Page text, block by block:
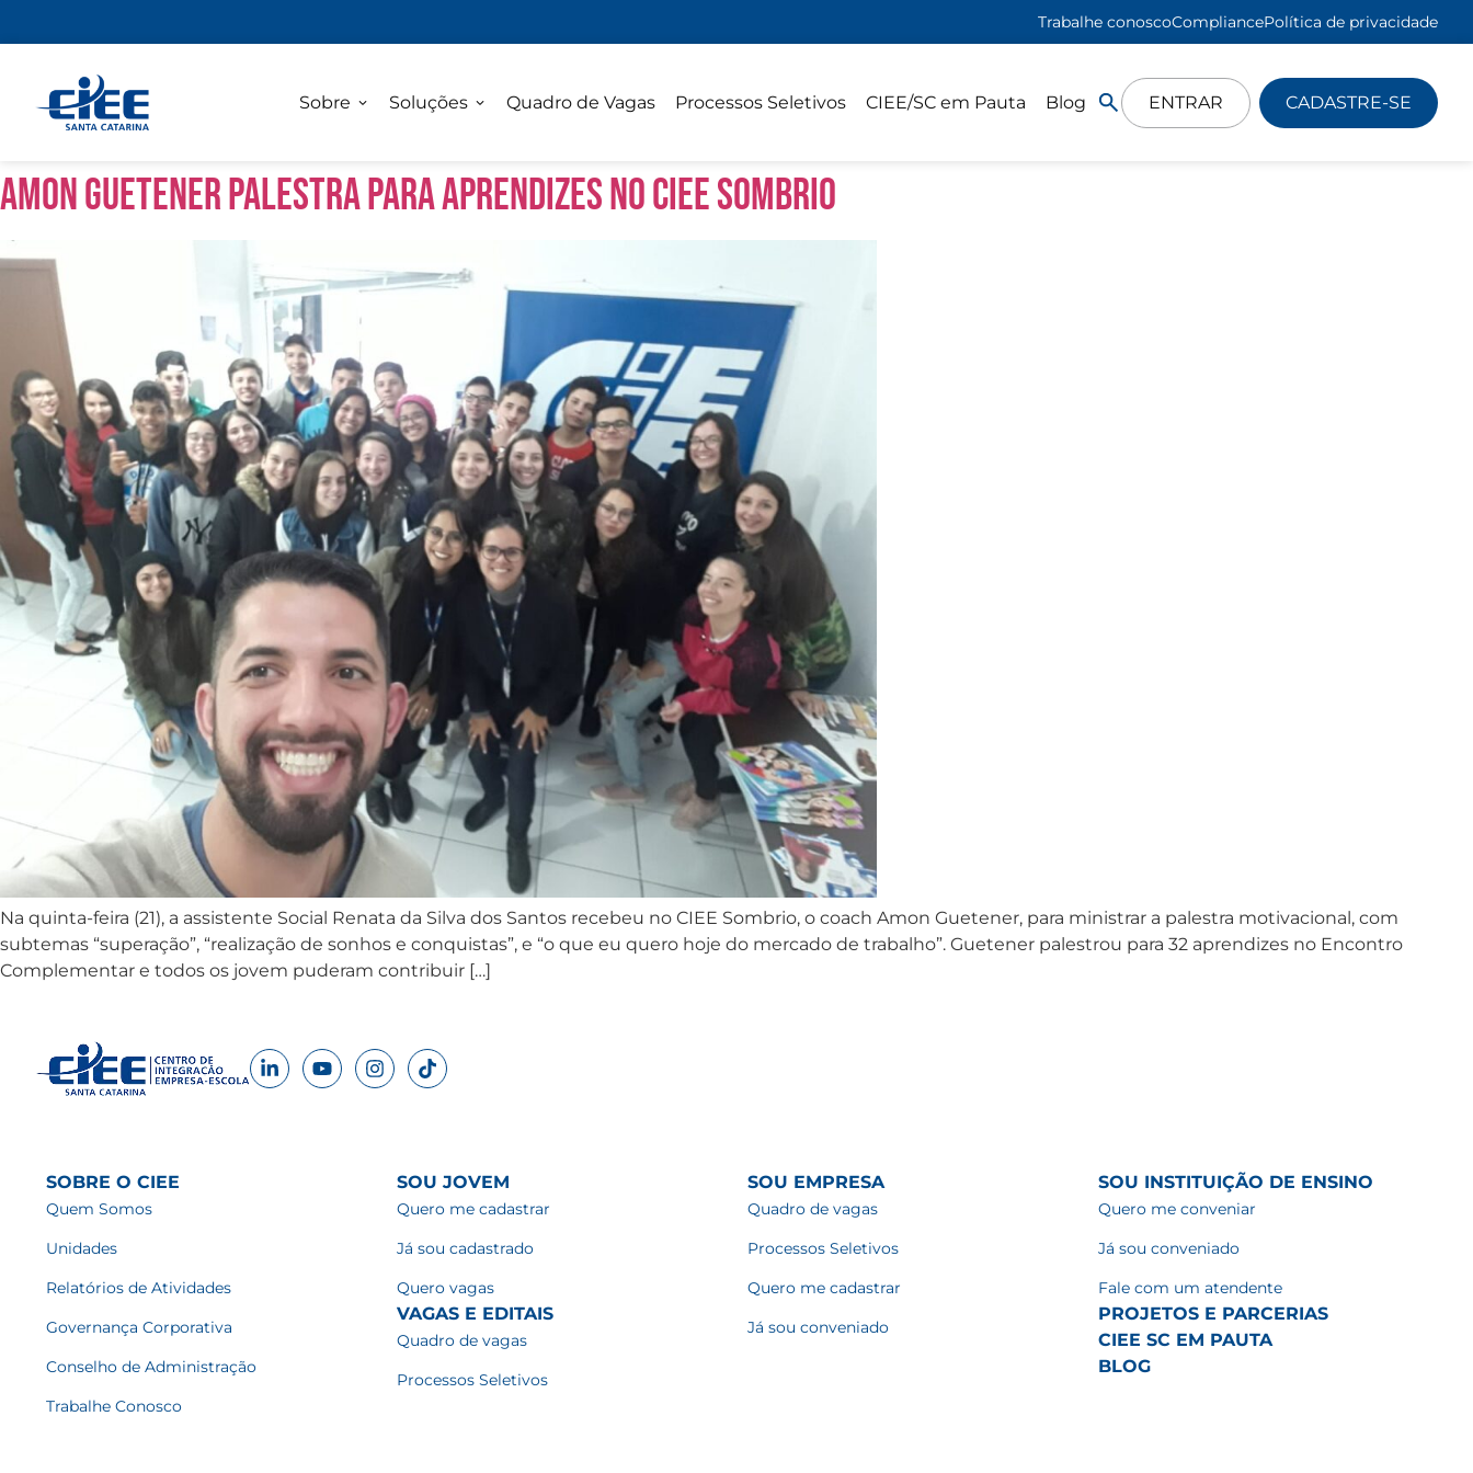
Trabalhe conoscoCompliancePolítica de privacidade
Sobre Soluções Quadro de Vagas Processos Seletivos CIEE/SC em Pauta Blog ENTRAR CADASTRE-SE
Amon Guetener palestra para aprendizes no CIEE Sombrio
Na quinta-feira (21), a assistente Social Renata da Silva dos Santos recebeu no CIEE Sombrio, o coach Amon Guetener, para ministrar a palestra motivacional, com
subtemas “superação”, “realização de sonhos e conquistas”, e “o que eu quero hoje do mercado de trabalho”. Guetener palestrou para 32 aprendizes no Encontro
Complementar e todos os jovem puderam contribuir […]
SOBRE O CIEE
Quem Somos
Unidades
Relatórios de Atividades
Governança Corporativa
Conselho de Administração
Trabalhe Conosco
SOU JOVEM
Quero me cadastrar
Já sou cadastrado
Quero vagas
VAGAS E EDITAIS
Quadro de vagas
Processos Seletivos
SOU EMPRESA
Quadro de vagas
Processos Seletivos
Quero me cadastrar
Já sou conveniado
SOU INSTITUIÇÃO DE ENSINO
Quero me conveniar
Já sou conveniado
Fale com um atendente
PROJETOS E PARCERIAS
CIEE SC EM PAUTA
BLOG